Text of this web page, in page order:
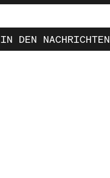
IN DEN NACHRICHTEN